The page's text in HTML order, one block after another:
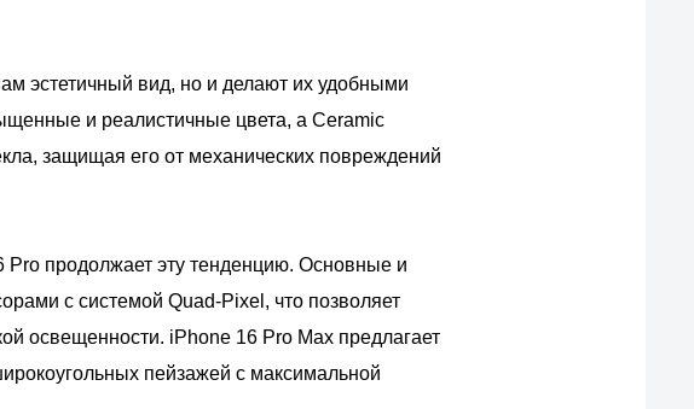
эстетичный вид, но и делают их удобными
и реалистичные цвета, а Ceramic
защищая его от механических повреждений
продолжает эту тенденцию. Основные и
с системой Quad-Pixel, что позволяет
освещенности. iPhone 16 Pro Max предлагает
пейзажей с максимальной